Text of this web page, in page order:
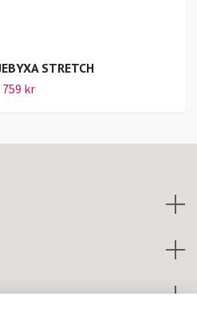
STRETCH
759 kr